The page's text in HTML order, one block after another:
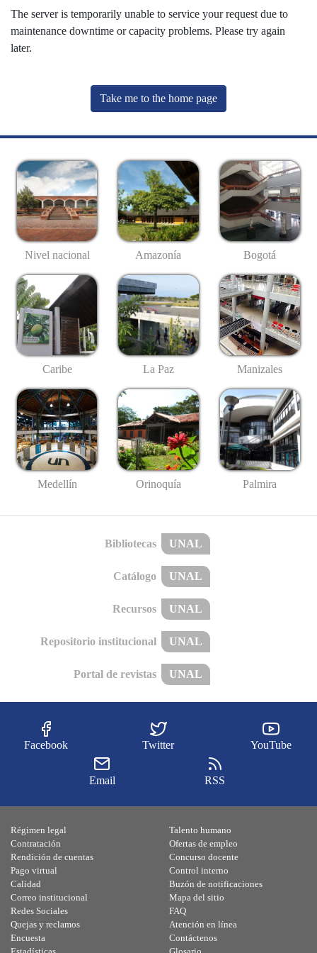
The server is temporarily unable to service your request due to
maintenance downtime or capacity problems. Please try again
later.
Take me to the home page
Nivel nacional Amazonía Bogotá
Caribe La Paz Manizales
Medellín Orinoquía Palmira
Bibliotecas UNAL
Catálogo UNAL
Recursos UNAL
Repositorio institucional UNAL
Portal de revistas UNAL
Facebook Twitter YouTube
Email RSS
Régimen legal
Contratación
Rendición de cuentas
Pago virtual
Calidad
Talento humano
Ofertas de empleo
Concurso docente
Control interno
Buzón de notificaciones
Correo institucional
Redes Sociales
Quejas y reclamos
Encuesta
Mapa del sitio
FAQ
Atención en línea
Contáctenos